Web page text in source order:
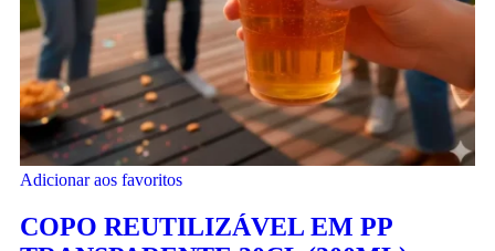
Adicionar aos favoritos
COPO REUTILIZÁVEL EM PP